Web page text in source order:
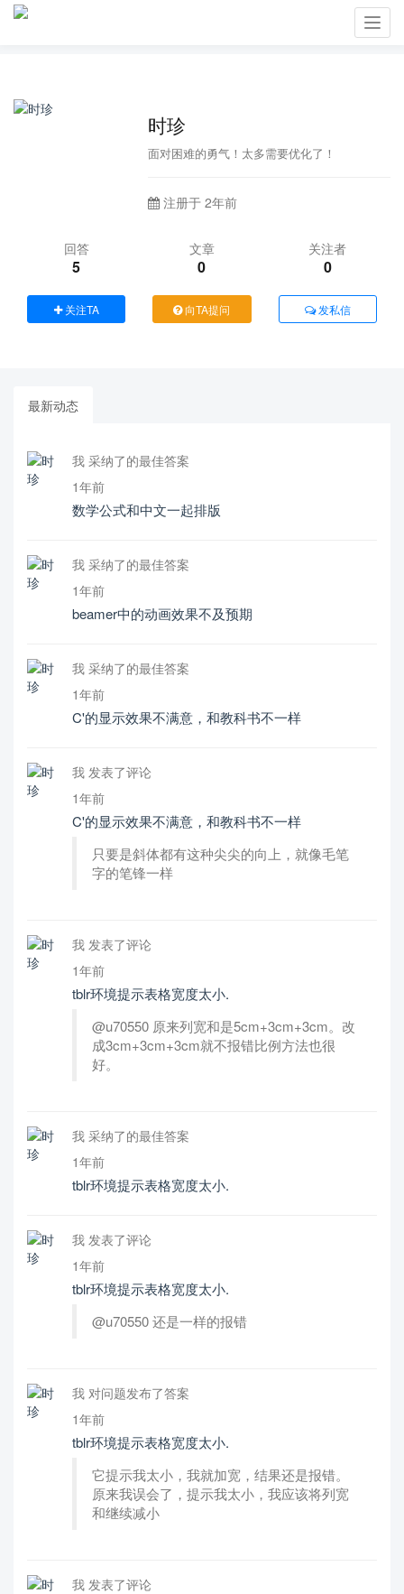
时珍
面对困难的勇气！太多需要优化了！
注册于 2年前
回答
5
文章
0
关注者
0
关注TA 向TA提问 发私信
最新动态
我 采纳了的最佳答案
1年前
数学公式和中文一起排版
我 采纳了的最佳答案
1年前
beamer中的动画效果不及预期
我 采纳了的最佳答案
1年前
C'的显示效果不满意，和教科书不一样
我 发表了评论
1年前
C'的显示效果不满意，和教科书不一样
只要是斜体都有这种尖尖的向上，就像毛笔
字的笔锋一样
我 发表了评论
1年前
tblr环境提示表格宽度太小.
@u70550 原来列宽和是5cm+3cm+3cm。改
成3cm+3cm+3cm就不报错比例方法也很
好。
我 采纳了的最佳答案
1年前
tblr环境提示表格宽度太小.
我 发表了评论
1年前
tblr环境提示表格宽度太小.
@u70550 还是一样的报错
我 对问题发布了答案
1年前
tblr环境提示表格宽度太小.
它提示我太小，我就加宽，结果还是报错。
原来我误会了，提示我太小，我应该将列宽
和继续减小
我 发表了评论